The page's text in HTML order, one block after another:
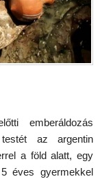
emberáldozás
az argentin
a föld alatt, egy
éves gyermekkel